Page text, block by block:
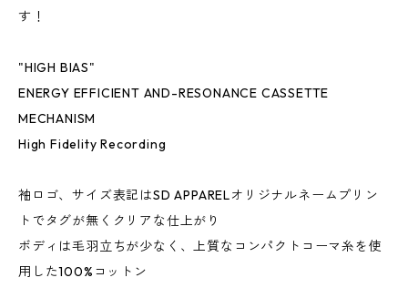
す！
"HIGH BIAS"
ENERGY EFFICIENT AND-RESONANCE CASSETTE
MECHANISM
High Fidelity Recording
袖ロゴ、サイズ表記はSD APPARELオリジナルネームプリン
トでタグが無くクリアな仕上がり
ボディは毛羽立ちが少なく、上質なコンパクトコーマ糸を使
用した100%コットン